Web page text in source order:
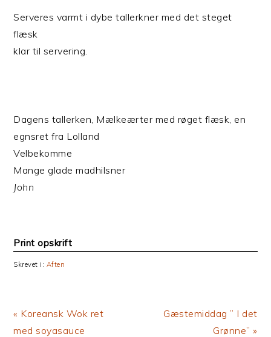
Serveres varmt i dybe tallerkner med det steget
flæsk
klar til servering.
Dagens tallerken, Mælkeærter med røget flæsk, en
egnsret fra Lolland
Velbekomme
Mange glade madhilsner
John
Print opskrift
Skrevet i: Aften
Previous
Post:
« Koreansk Wok ret
med soyasauce
Next
Gæstemiddag ” I det
Grønne” »